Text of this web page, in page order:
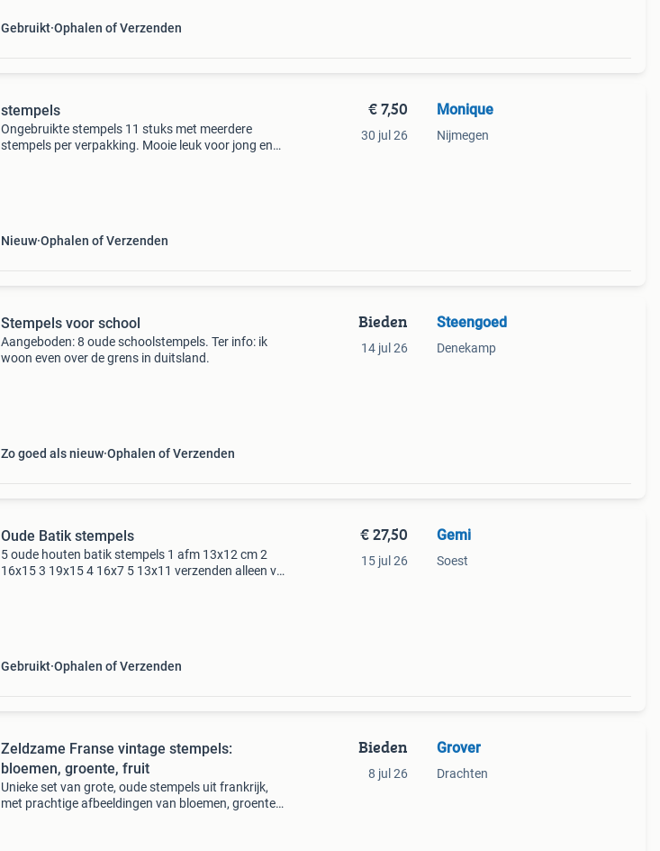
Gebruikt Ophalen of Verzenden
stempels
Ongebruikte stempels 11 stuks met meerdere
stempels per verpakking. Mooie leuk voor jong en
Nieuw Ophalen of Verzenden
€ 7,50
30 jul 26
Monique
Nijmegen
Stempels voor school
Aangeboden: 8 oude schoolstempels. Ter info: ik
woon even over de grens in duitsland.
Zo goed als nieuw Ophalen of Verzenden
Bieden
14 jul 26
Steengoed
Denekamp
Oude Batik stempels
5 oude houten batik stempels 1 afm 13x12 cm 2
16x15 3 19x15 4 16x7 5 13x11 verzenden alleen via
Gebruikt Ophalen of Verzenden
€ 27,50
15 jul 26
Gemi
Soest
Zeldzame Franse vintage stempels:
bloemen, groente, fruit
Unieke set van grote, oude stempels uit frankrijk,
met prachtige afbeeldingen van bloemen, groenten
Bieden
8 jul 26
Grover
Drachten